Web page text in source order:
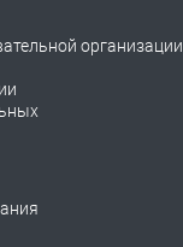
организации